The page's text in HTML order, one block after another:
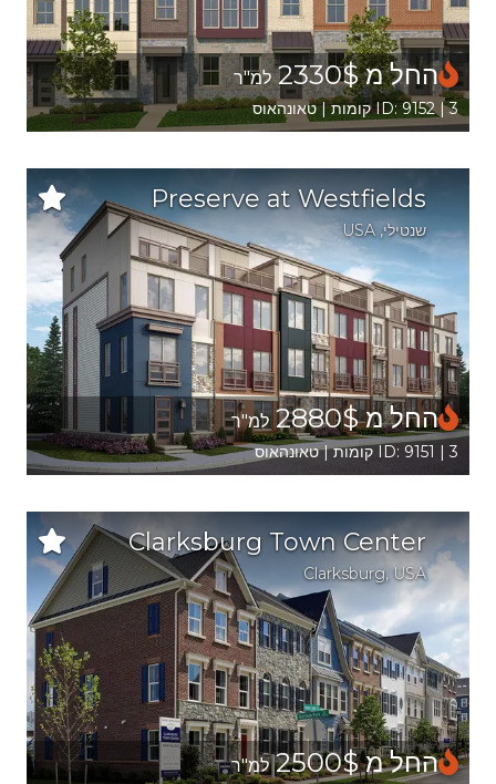
החל מ 2330$ למ"ר
ID: 9152 | 3 קומות | טאונהאוס
Preserve at Westfields
שנטילי,
USA
החל מ 2880$ למ"ר
ID: 9151 | 3 קומות | טאונהאוס
Clarksburg Town Center
Clarksburg, USA
החל מ 2500$ למ"ר